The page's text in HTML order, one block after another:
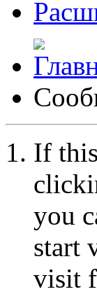
If
you
start
visit